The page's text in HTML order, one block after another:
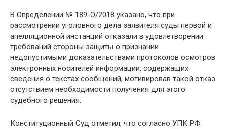
В Определении № 189-О/2018 указано, что при
рассмотрении уголовного дела заявителя суды первой и
апелляционной инстанций отказали в удовлетворении
требований стороны защиты о признании
недопустимыми доказательствами протоколов осмотров
электронных носителей информации, содержащих
сведения о текстах сообщений, мотивировав такой отказ
отсутствием необходимости получения для этого
судебного решения.
Конституционный Суд отметил, что согласно УПК РФ